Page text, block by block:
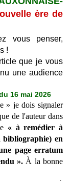
ère de
vous penser,
!
que je vous
une audience
16 mai 2026
» je dois signaler
de l'auteur dans
« à remédier à
en
page erratum
». À la bonne